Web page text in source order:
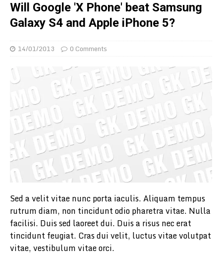
Will Google 'X Phone' beat Samsung
Galaxy S4 and Apple iPhone 5?
14/01/2013 0 Comments
Sed a velit vitae nunc porta iaculis. Aliquam tempus
rutrum diam, non tincidunt odio pharetra vitae. Nulla
facilisi. Duis sed laoreet dui. Duis a risus nec erat
tincidunt feugiat. Cras dui velit, luctus vitae volutpat
vitae, vestibulum vitae orci.